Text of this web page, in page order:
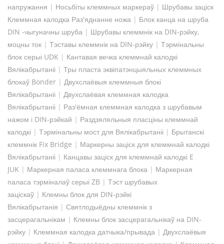
напружання | Носьбіты клеммных маркераў | Шрубавы заціск
Клеммная калодка Раз'яднанне ножа | Блок канца на шруба
DIN -чыгуначны шруба | Шрубавы клеммнік на DIN-рэйку,
моцны ток | Тэставы клеммнік на DIN-рэйку | Тэрмінальны
блок серыі UDK | Кантавая вечка клеммнай калодкі
Вялікабрытаніі | Тры пласта эквіпатэнцыяльных клеммных
блокаў Bonder | Двухслаёвыя клеммныя блокі
Вялікабрытаніі | Двухслаёвая клеммная калодка
Вялікабрытаніі | Раз'ёмная клеммная калодка з шрубавым
нажом і DIN-рэйкай | Раздзяляльныя пласціны клеммнай
калодкі | Тэрмінальны мост для Вялікабрытаніі | Брытанскі
клеммнік Fix Bridge | Маркерны заціск для клеммнай калодкі
Вялікабрытаніі | Канцавы заціск для клеммнай калодкі E
JUK | Маркерная паласа клеммнага блока | Маркерная
паласа тэрміналаў серыі ZB | Тэст шрубавых
заціскаў | Клемны блок для DIN-рэйкі
Вялікабрытанія | Святлодыёдны клеммнік з
засцерагальнікам | Клемны блок засцерагальнікаў на DIN-
рэйку | Клеммная калодка датчыка/прывада | Двухслаёвыя